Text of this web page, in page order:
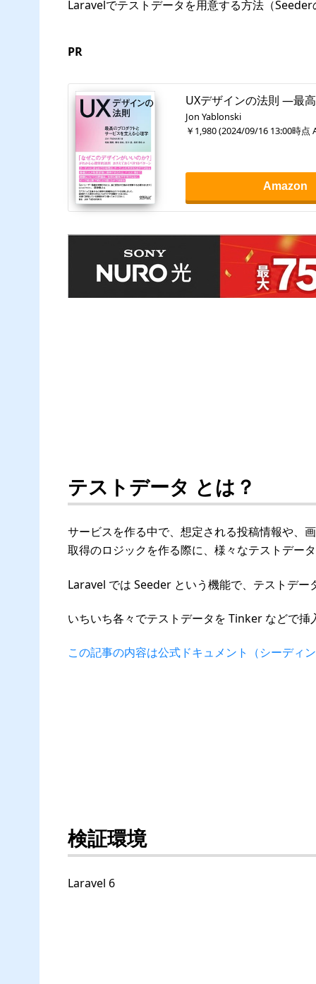
Laravelでテストデータを用意する方法（
PR
UXデザインの法則 ―最
Jon Yablonski
￥1,980(2024/09/16 13:00時点
Amazon
テストデータ とは？
サービスを作る中で、想定される投稿情報や、
取得のロジックを作る際に、様々なテストデー
Laravel では Seeder という機能で、テストデ
いちいち各々でテストデータを Tinker などで
この記事の内容は公式ドキュメント（シーディ
検証環境
Laravel 6